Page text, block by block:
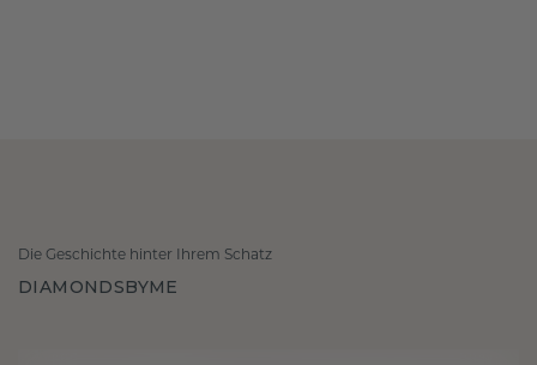
Die Geschichte hinter Ihrem Schatz
DIAMONDSBYME